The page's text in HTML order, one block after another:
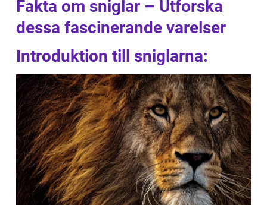
Fakta om sniglar – Utforska
dessa fascinerande varelser
Introduktion till sniglarna: